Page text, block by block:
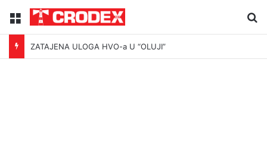
Menu
ZATAJENA ULOGA HVO-a U “OLUJI”